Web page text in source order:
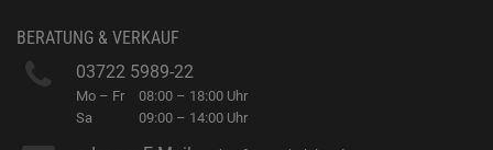
BERATUNG & VERKAUF
03722 5989-22
Mo – Fr
Sa
08:00 – 18:00 Uhr
09:00 – 14:00 Uhr